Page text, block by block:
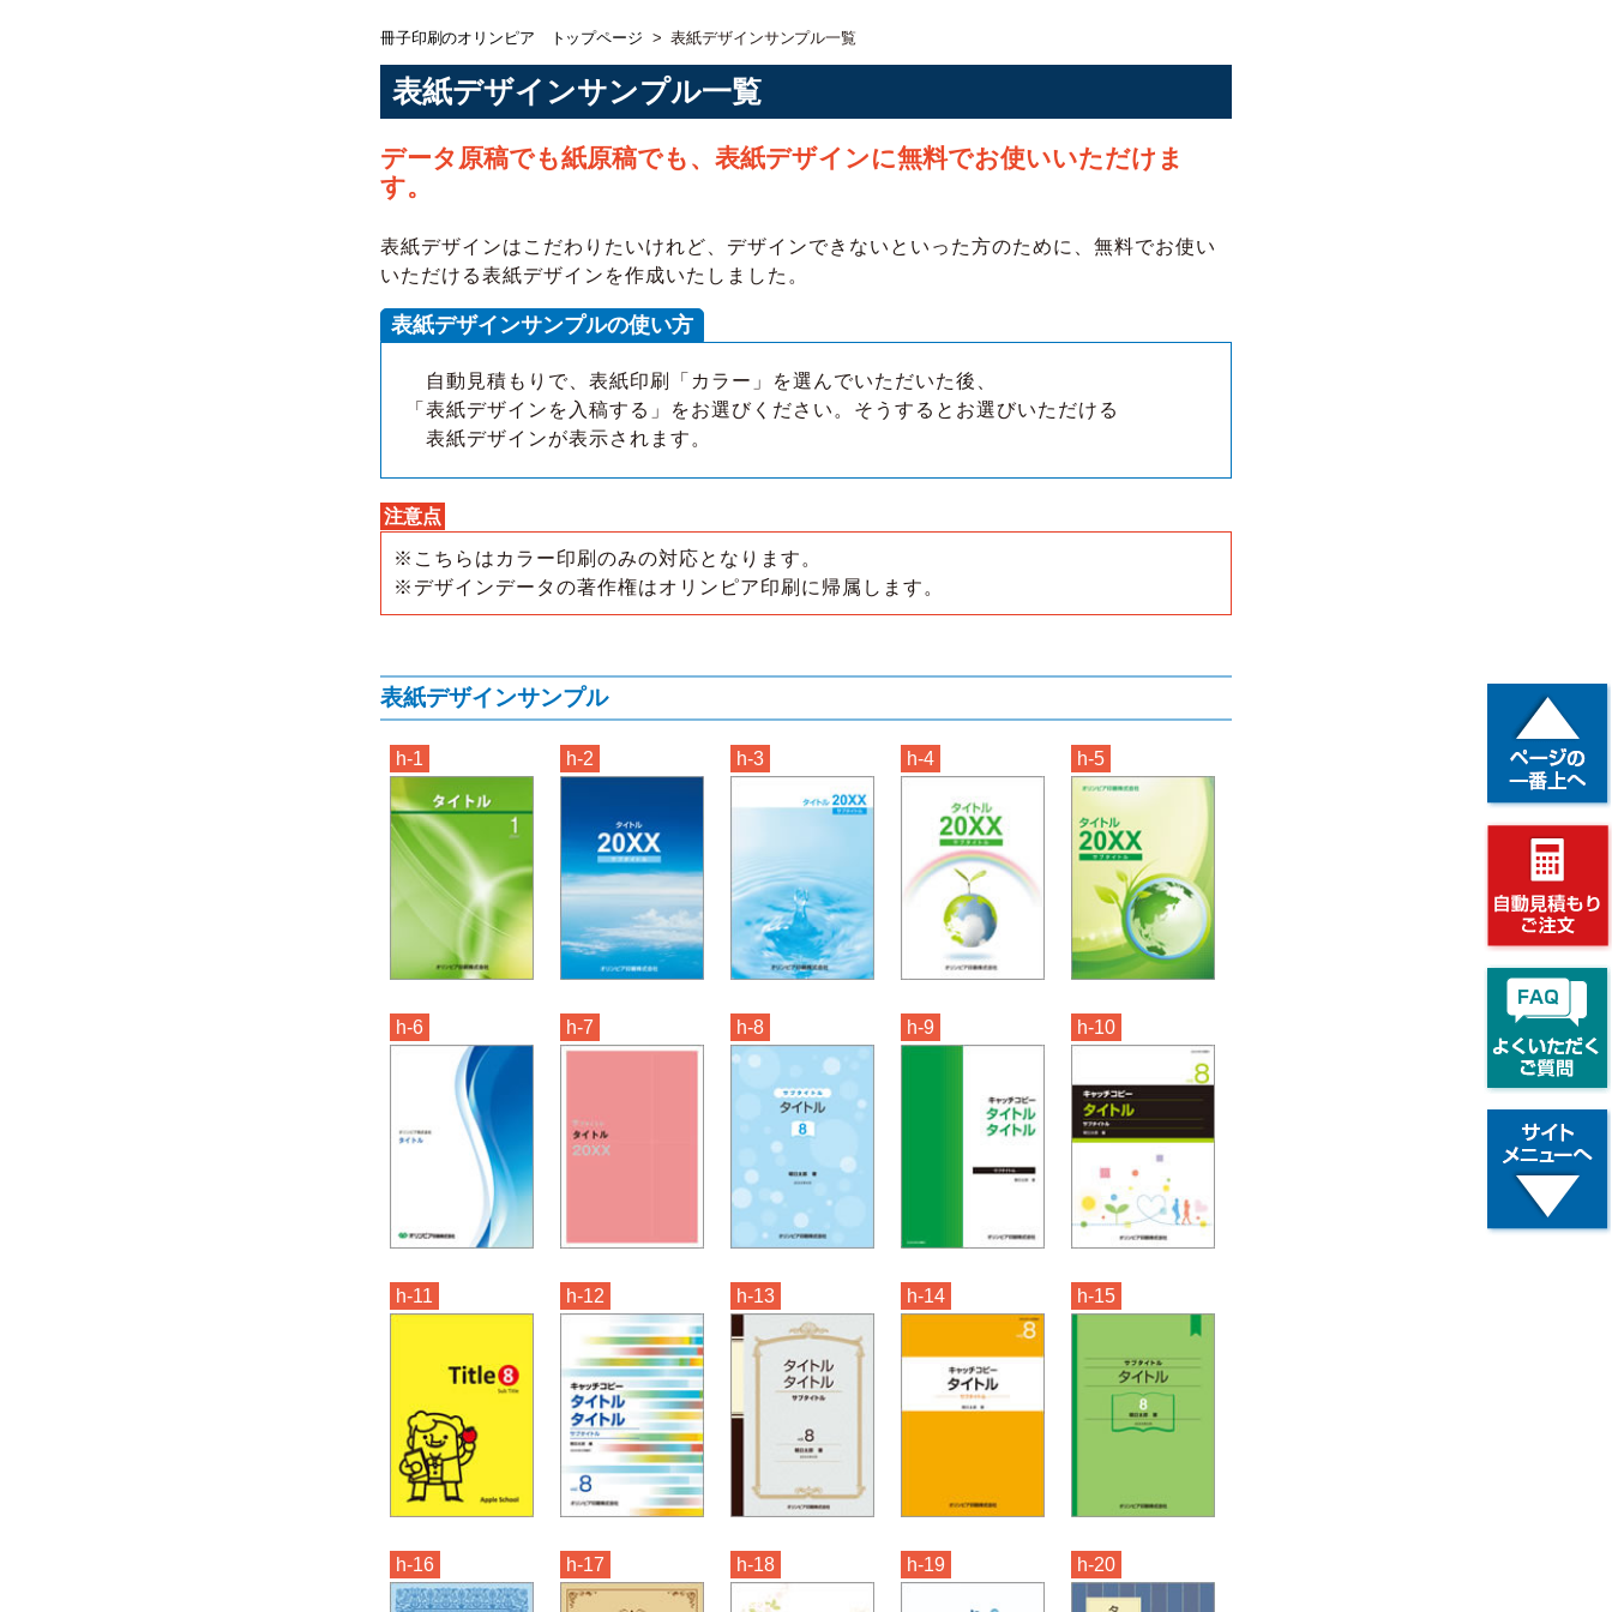
冊子印刷のオリンピア トップページ > 表紙デザインサンプル一覧
表紙デザインサンプル一覧
データ原稿でも紙原稿でも、表紙デザインに無料でお使いいただけま
す。
表紙デザインはこだわりたいけれど、デザインできないといった方のために、無料でお使い
いただける表紙デザインを作成いたしました。
表紙デザインサンプルの使い方
自動見積もりで、表紙印刷「カラー」を選んでいただいた後、
「表紙デザインを入稿する」をお選びください。そうするとお選びいただける
表紙デザインが表示されます。
注意点
※こちらはカラー印刷のみの対応となります。
※デザインデータの著作権はオリンピア印刷に帰属します。
表紙デザインサンプル
h-1 h-2 h-3 h-4 h-5
h-6 h-7 h-8 h-9 h-10
h-11 h-12 h-13 h-14 h-15
h-16 h-17 h-18 h-19 h-20